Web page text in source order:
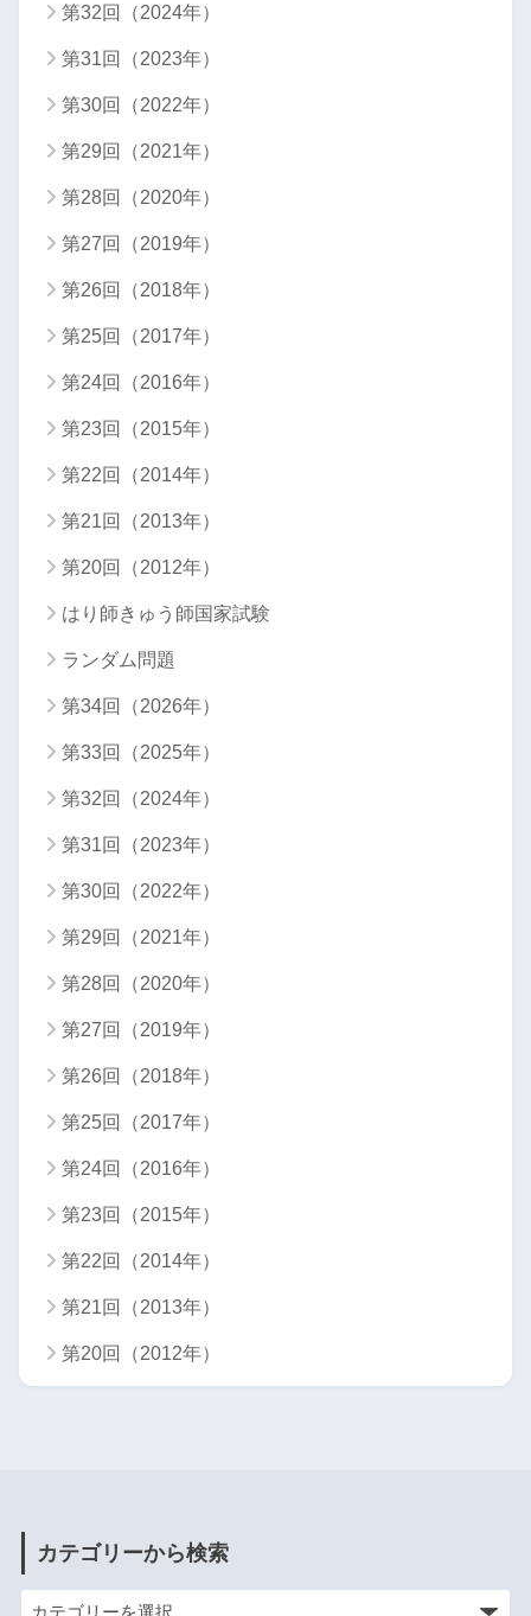
第32回（2024年）
第31回（2023年）
第30回（2022年）
第29回（2021年）
第28回（2020年）
第27回（2019年）
第26回（2018年）
第25回（2017年）
第24回（2016年）
第23回（2015年）
第22回（2014年）
第21回（2013年）
第20回（2012年）
はり師きゅう師国家試験
ランダム問題
第34回（2026年）
第33回（2025年）
第32回（2024年）
第31回（2023年）
第30回（2022年）
第29回（2021年）
第28回（2020年）
第27回（2019年）
第26回（2018年）
第25回（2017年）
第24回（2016年）
第23回（2015年）
第22回（2014年）
第21回（2013年）
第20回（2012年）
カテゴリーから検索